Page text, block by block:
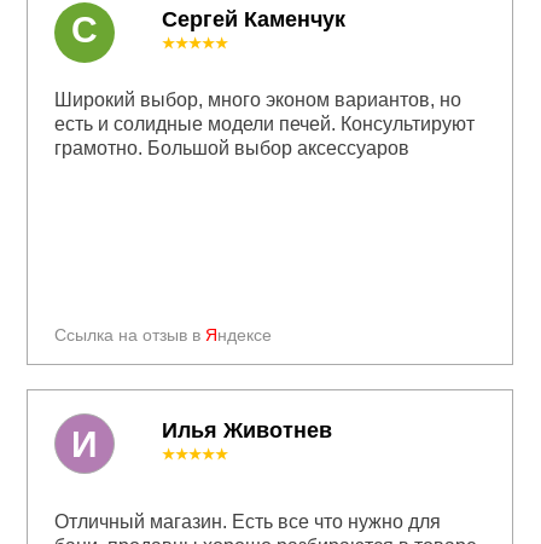
Сергей Каменчук
Ссылка на отзыв в Яндексе
★★★★★
Широкий выбор, много эконом вариантов, но
есть и солидные модели печей. Консультируют
грамотно. Большой выбор аксессуаров
С
Илья Животнев
★★★★★
Отличный магазин. Есть все что нужно для
И